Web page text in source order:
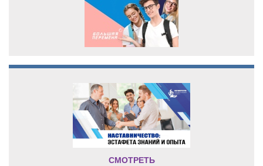
СМОТРЕТЬ